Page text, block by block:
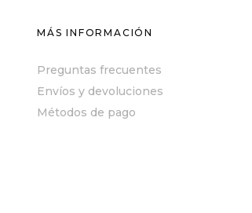
MÁS INFORMACIÓN
Preguntas frecuentes
Envíos y devoluciones
Métodos de pago